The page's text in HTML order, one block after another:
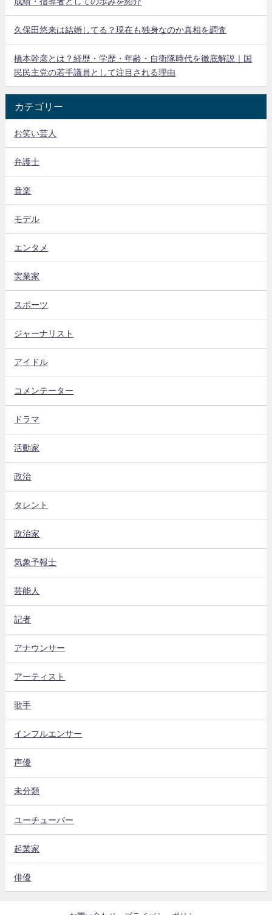
久保田悠来は結婚してる？現在も独身なのか真相を調査
橋本幹彦とは？経歴・学歴・年齢・自衛隊時代を徹底解説｜国
民民主党の若手議員として注目される理由
カテゴリー
お笑い芸人
弁護士
音楽
モデル
エンタメ
実業家
スポーツ
ジャーナリスト
アイドル
コメンテーター
ドラマ
活動家
政治
タレント
政治家
気象予報士
芸能人
記者
アナウンサー
アーティスト
歌手
インフルエンサー
声優
未分類
ユーチューバー
起業家
俳優